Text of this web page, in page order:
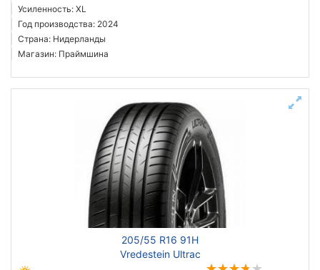
Усиленность: XL
Год производства: 2024
Страна: Нидерланды
Магазин: Праймшина
205/55 R16 91H
Vredestein Ultrac